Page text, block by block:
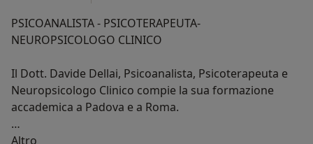
PSICOANALISTA - PSICOTERAPEUTA-
NEUROPSICOLOGO CLINICO
Il Dott. Davide Dellai, Psicoanalista, Psicoterapeuta e
Neuropsicologo Clinico compie la sua formazione
accademica a Padova e a Roma.
Approfondisce l'area clinica legata alla
Altro